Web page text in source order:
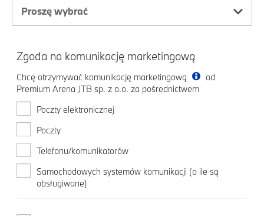
Proszę wybrać
Zgoda na komunikację marketingową
Chcę otrzymywać komunikację marketingową
od
Premium Arena JTB sp. z o.o. za pośrednictwem
Poczty elektronicznej
Poczty
Telefonu/komunikatorów
Samochodowych systemów komunikacji (o ile są
obsługiwane)